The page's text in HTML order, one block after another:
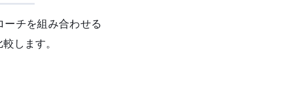
チを組み合わせる
します。